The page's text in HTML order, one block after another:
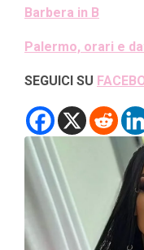
Barbera in B
Palermo, orari e
SEGUICI SU